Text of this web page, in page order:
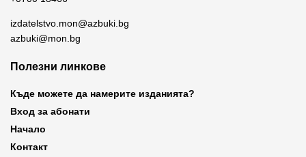
izdatelstvo.mon@azbuki.bg
azbuki@mon.bg
Полезни линкове
Къде можете да намерите изданията?
Вход за абонати
Начало
Контакт